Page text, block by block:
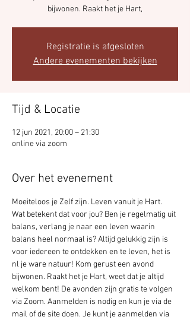
bijwonen. Raakt het je Hart,
Registratie is afgesloten
Andere evenementen bekijken
Tijd & Locatie
12 jun 2021, 20:00 – 21:30
online via zoom
Over het evenement
Moeiteloos je Zelf zijn. Leven vanuit je Hart.
Wat betekent dat voor jou? Ben je regelmatig uit
balans, verlang je naar een leven waarin
balans heel normaal is? Altijd gelukkig zijn is
voor iedereen te ontdekken en te leven, het is
nl je ware natuur! Kom gerust een avond
bijwonen. Raakt het je Hart, weet dat je altijd
welkom bent! De avonden zijn gratis te volgen
via Zoom. Aanmelden is nodig en kun je via de
mail of de site doen. Je kunt je aanmelden via